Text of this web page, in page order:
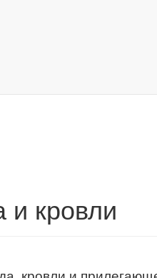
и кровли